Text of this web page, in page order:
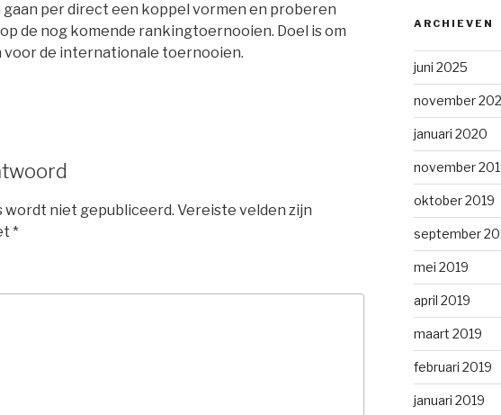
gaan per direct een koppel vormen en proberen
de nog komende rankingtoernooien. Doel is om
voor de internationale toernooien.
wordt niet gepubliceerd. Vereiste velden zijn
*
ARCHIEVEN
juni 2025
november
januari 2020
november
oktober 2019
september
mei 2019
april 2019
maart 2019
februari 2019
januari 2019